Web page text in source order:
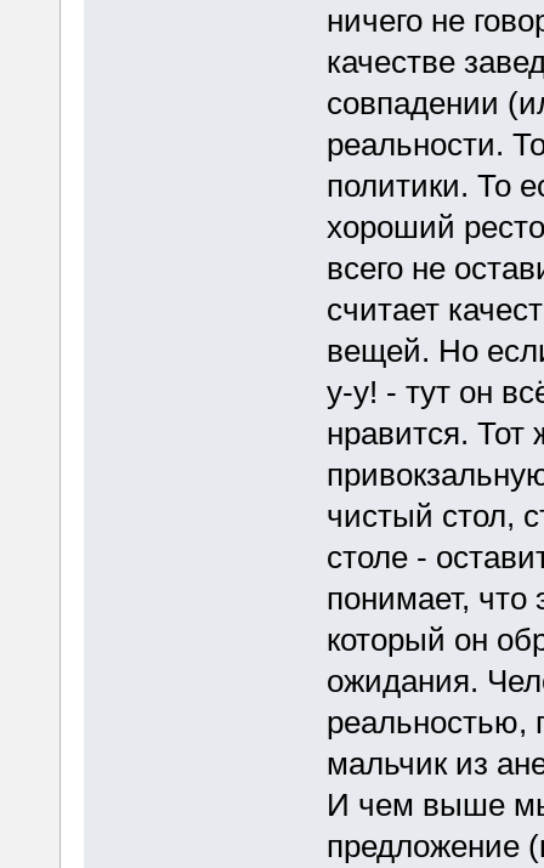
ничего не
качестве
совпадении
реальности.
политики. То
хороший
всего не
считает
вещей. Но
у-у! - тут он
нравится. Тот
чистый стол,
столе -
понимает, что
который он
ожидания.
реальностью,
мальчик из
И чем выше
предложение